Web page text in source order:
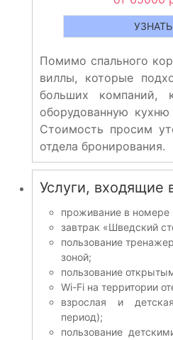
Помимо спального
виллы, которые
больших компаний,
оборудованную
Стоимость просим
отдела бронирования.
Услуги, входящие
проживание в номере
завтрак «Шведский
пользование
зоной;
пользование
Wi-Fi на территории
взрослая и
период);
пользование